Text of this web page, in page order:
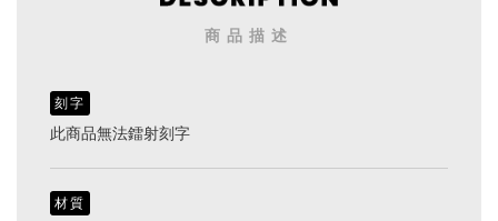
商品描述
刻字
此商品無法鐳射刻字
材質